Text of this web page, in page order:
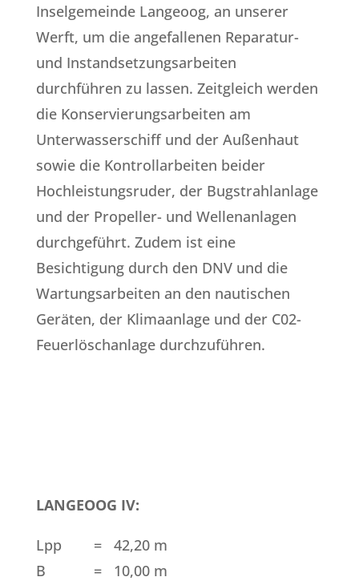
Inselgemeinde Langeoog, an unserer
Werft, um die angefallenen Reparatur-
und Instandsetzungsarbeiten
durchführen zu lassen. Zeitgleich werden
die Konservierungsarbeiten am
Unterwasserschiff und der Außenhaut
sowie die Kontrollarbeiten beider
Hochleistungsruder, der Bugstrahlanlage
und der Propeller- und Wellenanlagen
durchgeführt. Zudem ist eine
Besichtigung durch den DNV und die
Wartungsarbeiten an den nautischen
Geräten, der Klimaanlage und der C02-
Feuerlöschanlage durchzuführen.
LANGEOOG IV:
Lpp = 42,20 m
B = 10,00 m